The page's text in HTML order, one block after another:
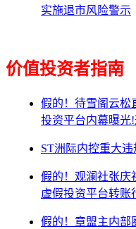
实施退市风险警示
价值投资者指南
假的！待雪阁云松
投资平台内幕曝光!
ST洲际内控重大
假的！观澜社张庆
虚假投资平台转账
假的！章盟主内部